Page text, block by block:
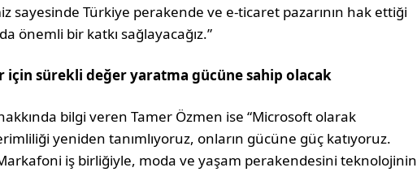
sayesinde Türkiye perakende ve e-ticaret pazarının hak ettiği
önemli bir katkı sağlayacağız.”
için sürekli değer yaratma gücüne sahip olacak
bilgi veren Tamer Özmen ise “Microsoft olarak
yeniden tanımlıyoruz, onların gücüne güç katıyoruz.
iş birliğiyle, moda ve yaşam perakendesini teknolojinin